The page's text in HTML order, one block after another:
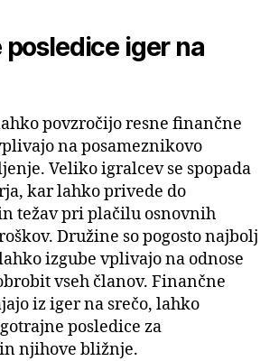
posledice iger na
povzročijo resne finančne
na posameznikovo
Veliko igralcev se spopada
kar lahko privede do
težav pri plačilu osnovnih
Družine so pogosto najbolj
izgube vplivajo na odnose
vseh članov. Finančne
iz iger na srečo, lahko
posledice za
njihove bližnje.